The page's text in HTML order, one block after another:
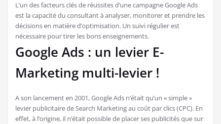
L’un des facteurs clés de réussites d’une campagne Google Ads
est la capacité du consultant à analyser, monitorer et prendre les
décisions en matière d’optimisation. Un suivi régulier est
nécessaire pour tirer les bons enseignements.
Google Ads : un levier E-
Marketing multi-levier !
A son lancement en 2001, Google Ads n’était qu’un « simple »
levier publicitaire de Search Marketing au coût par clics (CPC). En
effet, à l’origine, il n’était possible de placer ses publicités que sur